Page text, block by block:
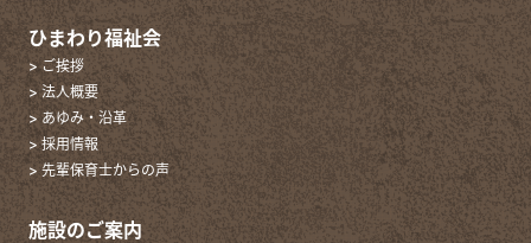
ひまわり福祉会
> ご挨拶
> 法人概要
> あゆみ・沿革
> 採用情報
> 先輩保育士からの声
施設のご案内